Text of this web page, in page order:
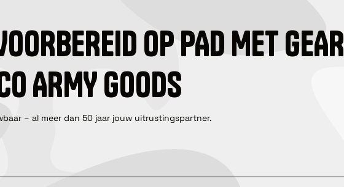
OP PAD MET GEAR
ARMY GOODS
– al meer dan 50 jaar jouw uitrustingspartner.